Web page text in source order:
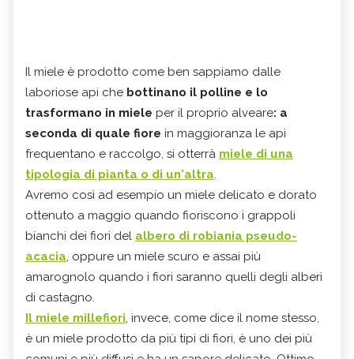
Il miele è prodotto come ben sappiamo dalle
laboriose api che bottinano il polline e lo
trasformano in miele per il proprio alveare: a
seconda di quale fiore in maggioranza le api
frequentano e raccolgo, si otterrà miele di una
tipologia di pianta o di un'altra.
Avremo così ad esempio un miele delicato e dorato
ottenuto a maggio quando fioriscono i grappoli
bianchi dei fiori del albero di robiania pseudo-
acacia, oppure un miele scuro e assai più
amarognolo quando i fiori saranno quelli degli alberi
di castagno.
Il miele millefiori, invece, come dice il nome stesso,
è un miele prodotto da più tipi di fiori, è uno dei più